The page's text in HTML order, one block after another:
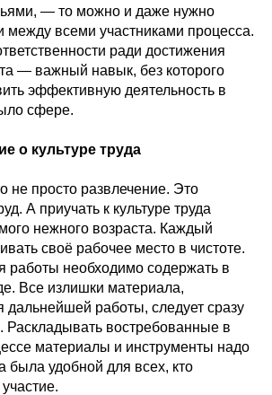
— то можно и даже нужно
между всеми участниками процесса.
ради достижения
— важный навык, без которого
эффективную деятельность в
сфере.
о культуре труда
не просто развлечение. Это
А приучать к культуре труда
нежного возраста. Каждый
своё рабочее место в чистоте.
работы необходимо содержать в
Все излишки материала,
дальнейшей работы, следует сразу
востребованные в
материалы и инструменты надо
была удобной для всех, кто